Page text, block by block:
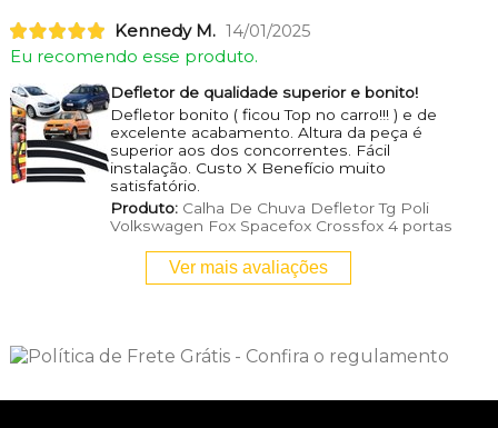
Kennedy M. 14/01/2025
Eu recomendo esse produto.
Defletor de qualidade superior e bonito!
Defletor bonito ( ficou Top no carro!!! ) e de
excelente acabamento. Altura da peça é
superior aos dos concorrentes. Fácil
instalação. Custo X Benefício muito
satisfatório.
Produto:Calha De Chuva Defletor Tg Poli
Volkswagen Fox Spacefox Crossfox 4 portas
Ver mais avaliações